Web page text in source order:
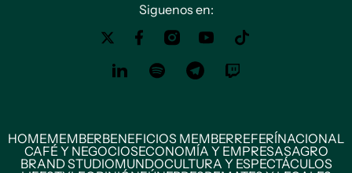
Siguenos en:
HOMEMEMBERBENEFICIOS MEMBERREFERÍNACIONAL
CAFÉ Y NEGOCIOSECONOMÍA Y EMPRESASAGRO
BRAND STUDIOMUNDOCULTURA Y ESPECTÁCULOS